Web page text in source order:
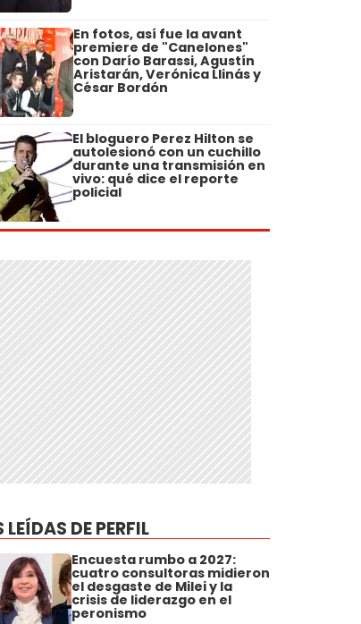
En fotos, así fue la avant
premiere de "Canelones"
con Darío Barassi, Agustín
Aristarán, Verónica Llinás y
César Bordón
El bloguero Perez Hilton se
autolesionó con un cuchillo
durante una transmisión en
vivo: qué dice el reporte
policial
DE PERFIL
Encuesta rumbo a 2027:
cuatro consultoras midieron
el desgaste de Milei y la
crisis de liderazgo en el
peronismo